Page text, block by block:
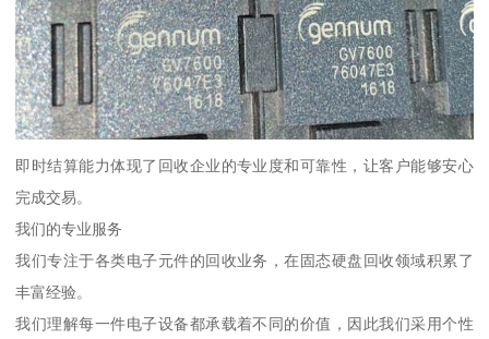
即时结算能力体现了回收企业的专业度和可靠性，让客户能够安心
完成交易。
我们的专业服务
我们专注于各类电子元件的回收业务，在固态硬盘回收领域积累了
丰富经验。
我们理解每一件电子设备都承载着不同的价值，因此我们采用个性